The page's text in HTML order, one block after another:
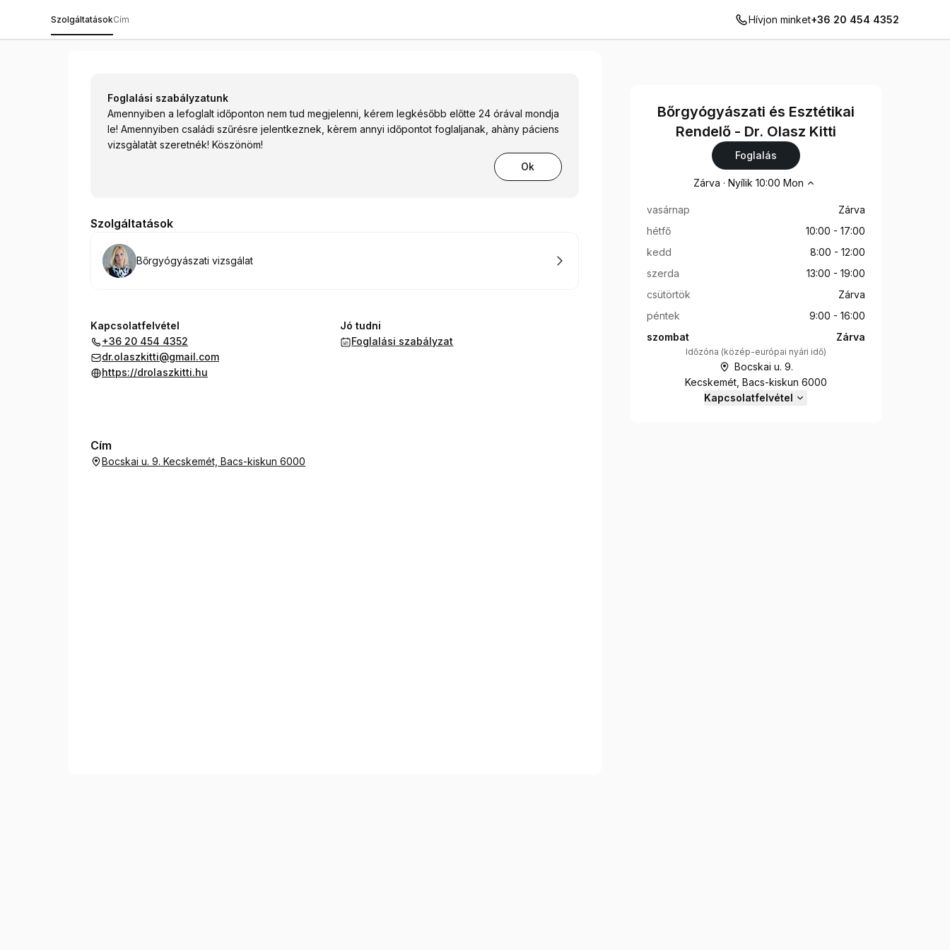
SzolgáltatásokCím Hívjon minket+36 20 454 4352
Foglalási szabályzatunk
Amennyiben a lefoglalt időponton nem tud megjelenni, kérem legkésőbb előtte 24 órával mondja
le! Amennyiben családi szűrésre jelentkeznek, kèrem annyi időpontot foglaljanak, ahàny páciens
vizsgàlatàt szeretnék! Köszönöm!
Ok
Szolgáltatások
Foglalás
Bőrgyógyászati vizsgálat
Kapcsolatfelvétel
+36 20 454 4352
dr.olaszkitti@gmail.com
https://drolaszkitti.hu
Jó tudni
Foglalási szabályzat
Cím
Bocskai u. 9. Kecskemét, Bacs-kiskun 6000
Bőrgyógyászati és Esztétikai
Rendelő - Dr. Olasz Kitti
Foglalás
Nyitvatartási idő
Zárva ·Nyílik 10:00 Mon
vasárnap
Zárva
hétfő
10:00 - 17:00
kedd
8:00 - 12:00
szerda
13:00 - 19:00
csütörtök
Zárva
péntek
9:00 - 16:00
szombat
Zárva
Időzóna (közép-európai nyári idő)
Bocskai u. 9.
Kecskemét, Bacs-kiskun 6000
Kapcsolatfelvétel